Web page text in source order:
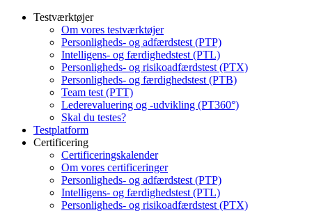
Testværktøjer
Om vores testværktøjer
Personligheds- og adfærdstest (PTP)
Intelligens- og færdighedstest (PTL)
Personligheds- og risikoadfærdstest (PTX)
Personligheds- og færdighedstest (PTB)
Team test (PTT)
Lederevaluering og -udvikling (PT360°)
Skal du testes?
Testplatform
Certificering
Certificeringskalender
Om vores certificeringer
Personligheds- og adfærdstest (PTP)
Intelligens- og færdighedstest (PTL)
Personligheds- og risikoadfærdstest (PTX)